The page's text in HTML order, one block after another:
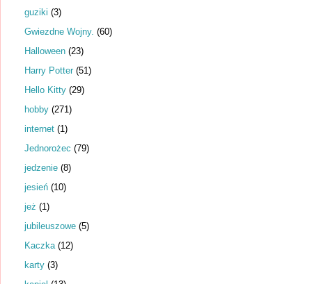
guziki (3)
Gwiezdne Wojny. (60)
Halloween (23)
Harry Potter (51)
Hello Kitty (29)
hobby (271)
internet (1)
Jednorożec (79)
jedzenie (8)
jesień (10)
jeż (1)
jubileuszowe (5)
Kaczka (12)
karty (3)